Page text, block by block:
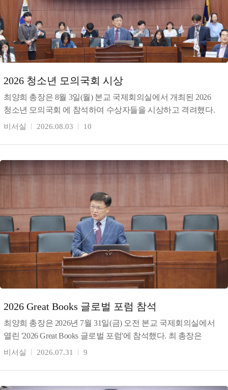
2026 청소년 모의국회 시상
최양희 총장은 8월 3일(월) 본교 국제회의실에서 개최된 2026
청소년 모의국회 에 참석하여 수상자들을 시상하고 격려했다.
강원일보가 주최(창간 80주년 기념)하고 한림대학교가
비서실 2026.08.03 10
2026 Great Books 글로벌 포럼 참석
최양희 총장은 2026년 7월 31일(금) 오전 본교 국제회의실에서
열린 '2026 Great Books 글로벌 포럼'에 참석했다. 최 총장은
환영사를 통해 동서양 고전 인문학과
비서실 2026.07.31 9